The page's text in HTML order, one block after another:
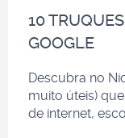
10
GOOGLE
Descubra no
muito úteis)
de internet,